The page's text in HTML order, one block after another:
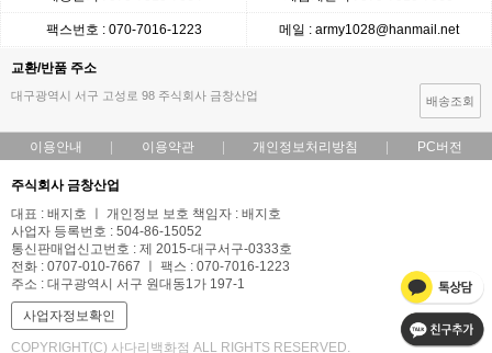
팩스번호 : 070-7016-1223 메일 : army1028@hanmail.net
교환/반품 주소
대구광역시 서구 고성로 98 주식회사 금창산업 배송조회
이용안내 이용약관 개인정보처리방침 PC버전
주식회사 금창산업
대표 : 배지호 ㅣ 개인정보 보호 책임자 : 배지호
사업자 등록번호 : 504-86-15052
통신판매업신고번호 : 제 2015-대구서구-0333호
전화 : 0707-010-7667 ㅣ 팩스 : 070-7016-1223
주소 : 대구광역시 서구 원대동1가 197-1
사업자정보확인
COPYRIGHT(C) 사다리백화점 ALL RIGHTS RESERVED.